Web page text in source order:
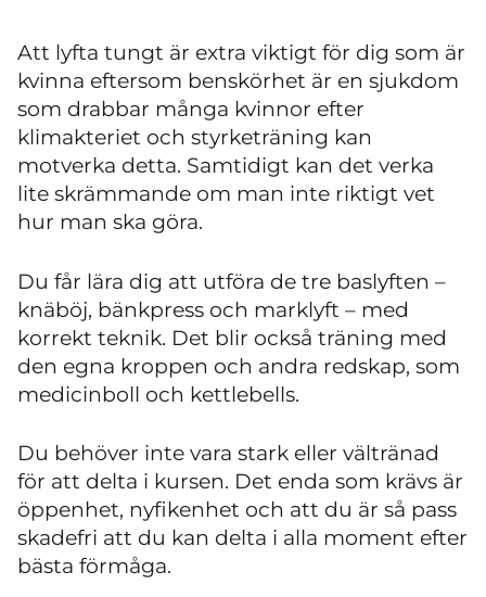
Att lyfta tungt är extra viktigt för dig som är
kvinna eftersom benskörhet är en sjukdom
som drabbar många kvinnor efter
klimakteriet och styrketräning kan
motverka detta. Samtidigt kan det verka
lite skrämmande om man inte riktigt vet
hur man ska göra.
Du får lära dig att utföra de tre baslyften –
knäböj, bänkpress och marklyft – med
korrekt teknik. Det blir också träning med
den egna kroppen och andra redskap, som
medicinboll och kettlebells.
Du behöver inte vara stark eller vältränad
för att delta i kursen. Det enda som krävs är
öppenhet, nyfikenhet och att du är så pass
skadefri att du kan delta i alla moment efter
bästa förmåga.